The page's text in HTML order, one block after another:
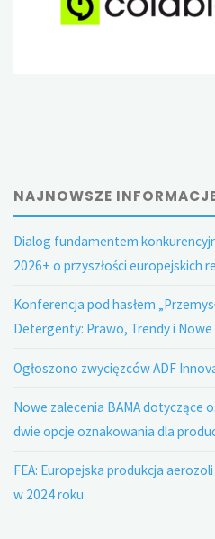
NAJNOWSZE
Dialog fundamentem
2026+ o przyszłości europejskich
Konferencja pod hasłem
Detergenty: Prawo, Trendy i Nowe
Ogłoszono zwycięzców ADF
Nowe zalecenia BAMA dotyczące
dwie opcje oznakowania dla
FEA: Europejska produkcja
w 2024 roku